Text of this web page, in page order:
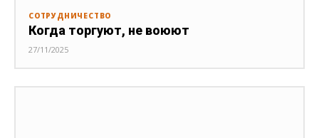
СОТРУДНИЧЕСТВО
Когда торгуют, не воюют
27/11/2025